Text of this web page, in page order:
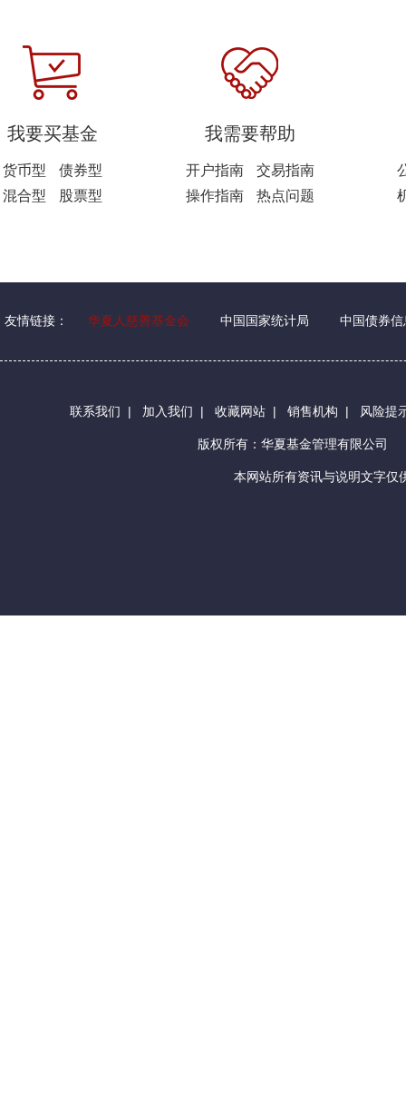
我要买基金
货币型
债券型
混合型
股票型
我需要帮助
开户指南
交易指南
操作指南
热点问题
友情链接： 华夏人慈善基金会 中国国家统计局 中国债券信
联系我们 | 加入我们 | 收藏网站 | 销售机构 | 风险提
版权所有：华夏基金管理有限公司
本网站所有资讯与说明文字仅